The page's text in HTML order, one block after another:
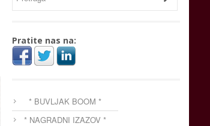
Pratite nas na:
* BUVLJAK BOOM *
* NAGRADNI IZAZOV *